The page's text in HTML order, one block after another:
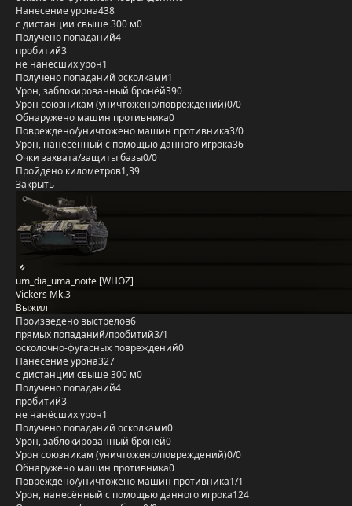
Нанесение урона438
с дистанции свыше 300 м0
Получено попаданий4
пробитий3
не нанёсших урон1
Получено попаданий осколками1
Урон, заблокированный бронёй390
Урон союзникам (уничтожено/повреждений)0/0
Обнаружено машин противника0
Повреждено/уничтожено машин противника3/0
Урон, нанесённый с помощью данного игрока36
Очки захвата/защиты базы0/0
Пройдено километров1,39
Закрыть
um_dia_uma_noite [WHOZ]
Vickers Mk.3
Выжил
Произведено выстрелов6
прямых попаданий/пробитий3/1
осколочно-фугасных повреждений0
Нанесение урона327
с дистанции свыше 300 м0
Получено попаданий4
пробитий3
не нанёсших урон1
Получено попаданий осколками0
Урон, заблокированный бронёй0
Урон союзникам (уничтожено/повреждений)0/0
Обнаружено машин противника0
Повреждено/уничтожено машин противника1/1
Урон, нанесённый с помощью данного игрока124